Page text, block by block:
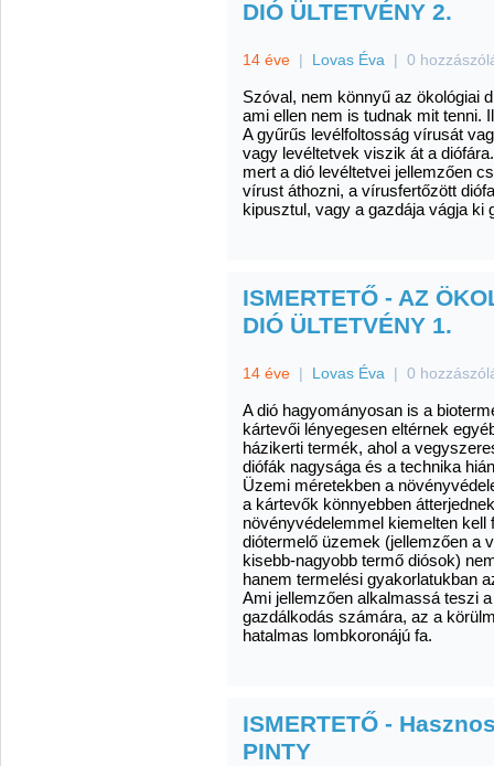
DIÓ ÜLTETVÉNY 2.
14 éve | Lovas Éva | 0
Szóval, nem könnyű az ökológiai
ami ellen nem is tudnak mit tenni.
A gyűrűs levélfoltosság vírusát
vagy levéltetvek viszik át a
mert a dió levéltetvei jellemzően
vírust áthozni, a vírusfertőzött
kipusztul, vagy a gazdája vágja ki
ISMERTETŐ - AZ
DIÓ ÜLTETVÉNY 1.
14 éve | Lovas Éva | 0
A dió hagyományosan is a
kártevői lényegesen eltérnek
házikerti termék, ahol a
diófák nagysága és a technika
Üzemi méretekben a
a kártevők könnyebben
növényvédelemmel kiemelten
diótermelő üzemek (jellemzően a
kisebb-nagyobb termő diósok)
hanem termelési gyakorlatukban
Ami jellemzően alkalmassá teszi
gazdálkodás számára, az a
hatalmas lombkoronájú fa.
ISMERTETŐ -
PINTY